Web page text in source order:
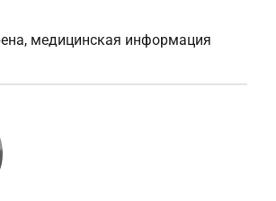
медицинская информация